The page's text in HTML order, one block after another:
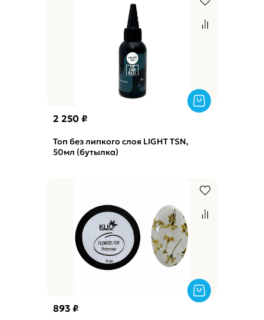
2 250 ₽
Топ без липкого слоя LIGHT TSN,
50мл (бутылка)
893 ₽